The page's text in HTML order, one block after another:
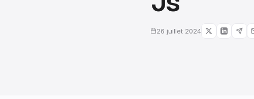
26 juillet 2024